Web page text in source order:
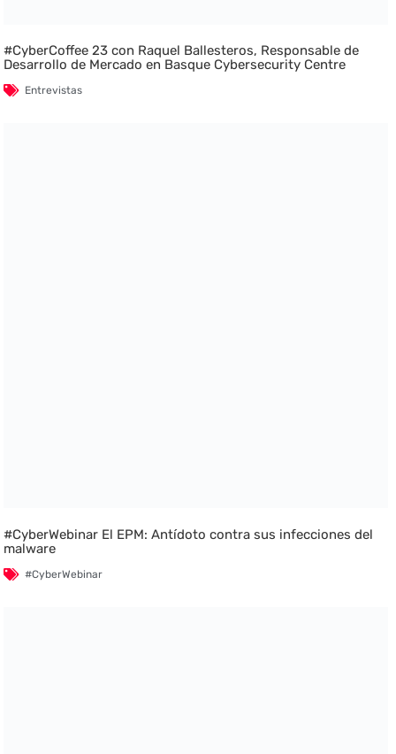
#CyberCoffee 23 con Raquel Ballesteros, Responsable de
Desarrollo de Mercado en Basque Cybersecurity Centre
Entrevistas
#CyberWebinar El EPM: Antídoto contra sus infecciones del
malware
#CyberWebinar